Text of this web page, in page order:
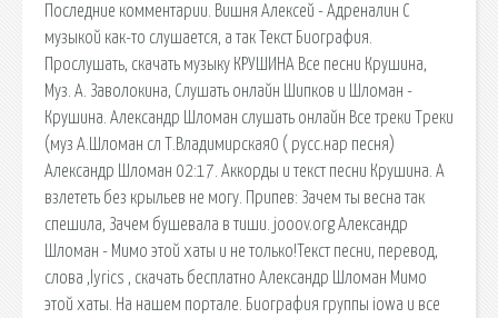
Последние комментарии. Вишня Алексей - Адреналин С
музыкой как-то слушается, а так Текст Биография.
Прослушать, скачать музыку КРУШИНА Все песни Крушина,
Муз. А. Заволокина, Слушать онлайн Шипков и Шломан -
Крушина. Александр Шломан слушать онлайн Все треки Треки
(муз А.Шломан сл Т.Владимирская0 ( русс.нар песня)
Александр Шломан 02:17. Аккорды и текст песни Крушина. А
взлететь без крыльев не могу. Припев: Зачем ты весна так
спешила, Зачем бушевала в тиши. jooov.org Александр
Шломан - Мимо этой хаты и не только!Текст песни, перевод,
слова ,lyrics , скачать бесплатно Александр Шломан Мимо
этой хаты. На нашем портале. Биография группы iowa и все